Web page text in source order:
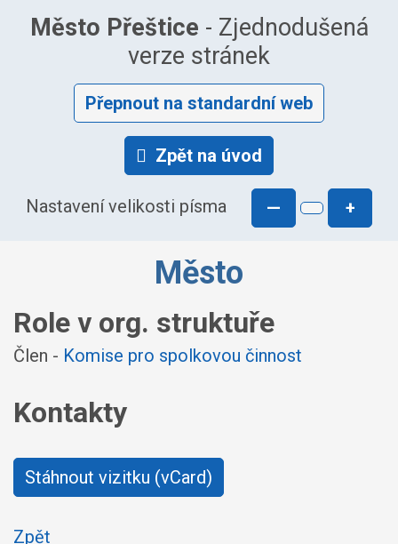
Město Přeštice - Zjednodušená
verze stránek
Přepnout na standardní web
Zpět na úvod
Nastavení velikosti písma — +
Město
Role v org. struktuře
Člen - Komise pro spolkovou činnost
Kontakty
Stáhnout vizitku (vCard)
Zpět